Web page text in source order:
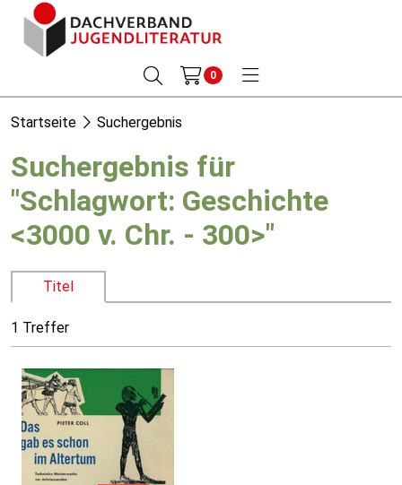
0
Startseite Suchergebnis
Suchergebnis für
"Schlagwort: Geschichte
<3000 v. Chr. - 300>"
Titel
1 Treffer